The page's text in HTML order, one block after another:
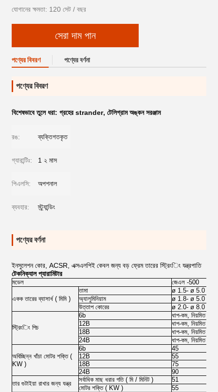
যোগানের ক্ষমতা: 120 সেট / বছর
সেরা দাম পান
পণ্যের বিবরণ পণ্যের বর্ণনা
পণ্যের বিবরণ
বিশেষভাবে তুলে ধরা: গ্রহের strander, টেলিগ্রাম অঙ্কন সরঞ্জাম
রঙ: ব্যক্তিগতকৃত
গ্যারান্টিঃ: 1 ২ মাস
পিএলসি: অপশনাল
ব্যবহার: স্ট্র্যান্ডিং
পণ্যের বর্ণনা
ইনসুলেশন কোর, ACSR, এক্সএলপিই কেবল জন্য বড় ফ্রেম তারের স্ট্রিংিং যন্ত্রপাতি
টেকনিক্যাল প্যারামিটার
মডেল জেএল -500
একক তারের ব্যাসার্ধ ( মিমি )
তামা ø 1.5- ø 5.0
অ্যালুমিনিয়াম
ø 1.8- ø 5.0
উত্তাপ কোরের
ø 2.0- ø 8.0
স্ট্রিংিং পিচ
6b
ধাপ-কম, নিয়মিত
12B
ধাপ-কম, নিয়মিত
18B
ধাপ-কম, নিয়মিত
24B
ধাপ-কম, নিয়মিত
অবিচ্ছিন্ন খাঁচা মোটর শক্তি (
KW )
6b
45
12B
55
18B
75
24B
90
তার গুটাইয়া রাখার জন্য যন্ত্র
সর্বাধিক মাছ ধরার গতি ( মি / মিনিট )
51
মোটর শক্তি ( KW ) 55